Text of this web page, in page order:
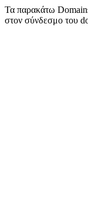
Τα παρακάτω
στον σύνδεσμο του